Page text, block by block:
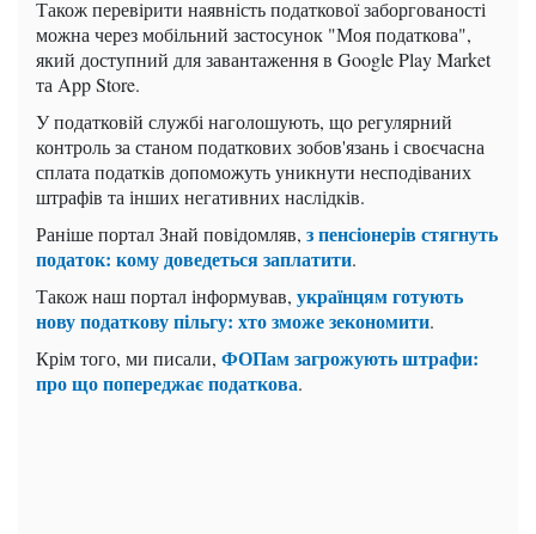
Також перевірити наявність податкової заборгованості
можна через мобільний застосунок "Моя податкова",
який доступний для завантаження в Google Play Market
та App Store.
У податковій службі наголошують, що регулярний
контроль за станом податкових зобов'язань і своєчасна
сплата податків допоможуть уникнути несподіваних
штрафів та інших негативних наслідків.
Раніше портал Знай повідомляв, з пенсіонерів стягнуть
податок: кому доведеться заплатити.
Також наш портал інформував, українцям готують
нову податкову пільгу: хто зможе зекономити.
Крім того, ми писали, ФОПам загрожують штрафи:
про що попереджає податкова.